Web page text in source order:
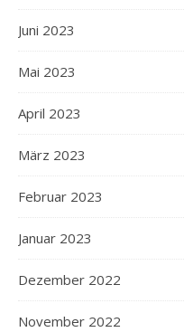
Juni 2023
Mai 2023
April 2023
März 2023
Februar 2023
Januar 2023
Dezember 2022
November 2022